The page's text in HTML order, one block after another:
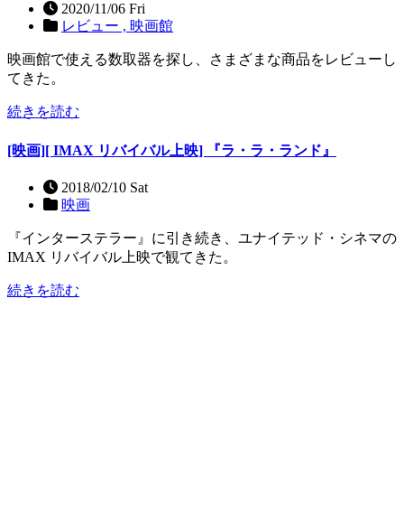
2020/11/06 Fri
レビュー , 映画館
映画館で使える数取器を探し、さまざまな商品をレビューし
てきた。
続きを読む
[映画][ IMAX リバイバル上映] 『ラ・ラ・ランド』
2018/02/10 Sat
映画
『インターステラー』に引き続き、ユナイテッド・シネマの
IMAX リバイバル上映で観てきた。
続きを読む